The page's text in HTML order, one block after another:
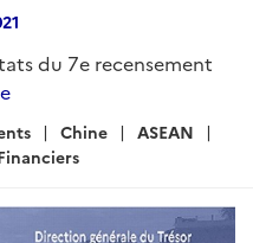
du 7e recensement
Chine
ASEAN